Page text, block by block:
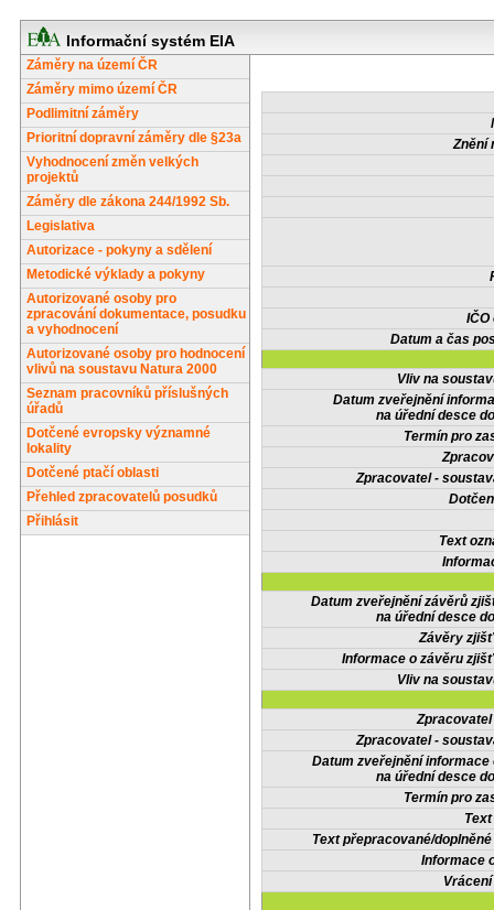
Informační systém EIA
Záměry na území ČR
Záměry mimo území ČR
Podlimitní záměry
Prioritní dopravní záměry dle §23a
Vyhodnocení změn velkých
projektů
Záměry dle zákona 244/1992 Sb.
Legislativa
Autorizace - pokyny a sdělení
Metodické výklady a pokyny
Autorizované osoby pro
zpracování dokumentace, posudku
a vyhodnocení
Autorizované osoby pro hodnocení
vlivů na soustavu Natura 2000
Seznam pracovníků příslušných
úřadů
Dotčené evropsky významné
lokality
Dotčené ptačí oblasti
Přehled zpracovatelů posudků
Přihlásit
Znění
IČO
Datum a čas
Vliv na
Datum zveřejnění
na úřední desce
Termín pro
Zpracovatel -
Text
Datum zveřejnění závěrů
na úřední desce
Závěry
Informace o závěru
Vliv na
Zpracovatel -
Datum zveřejnění informace
na úřední desce
Termín pro
Text přepracované/
Informace